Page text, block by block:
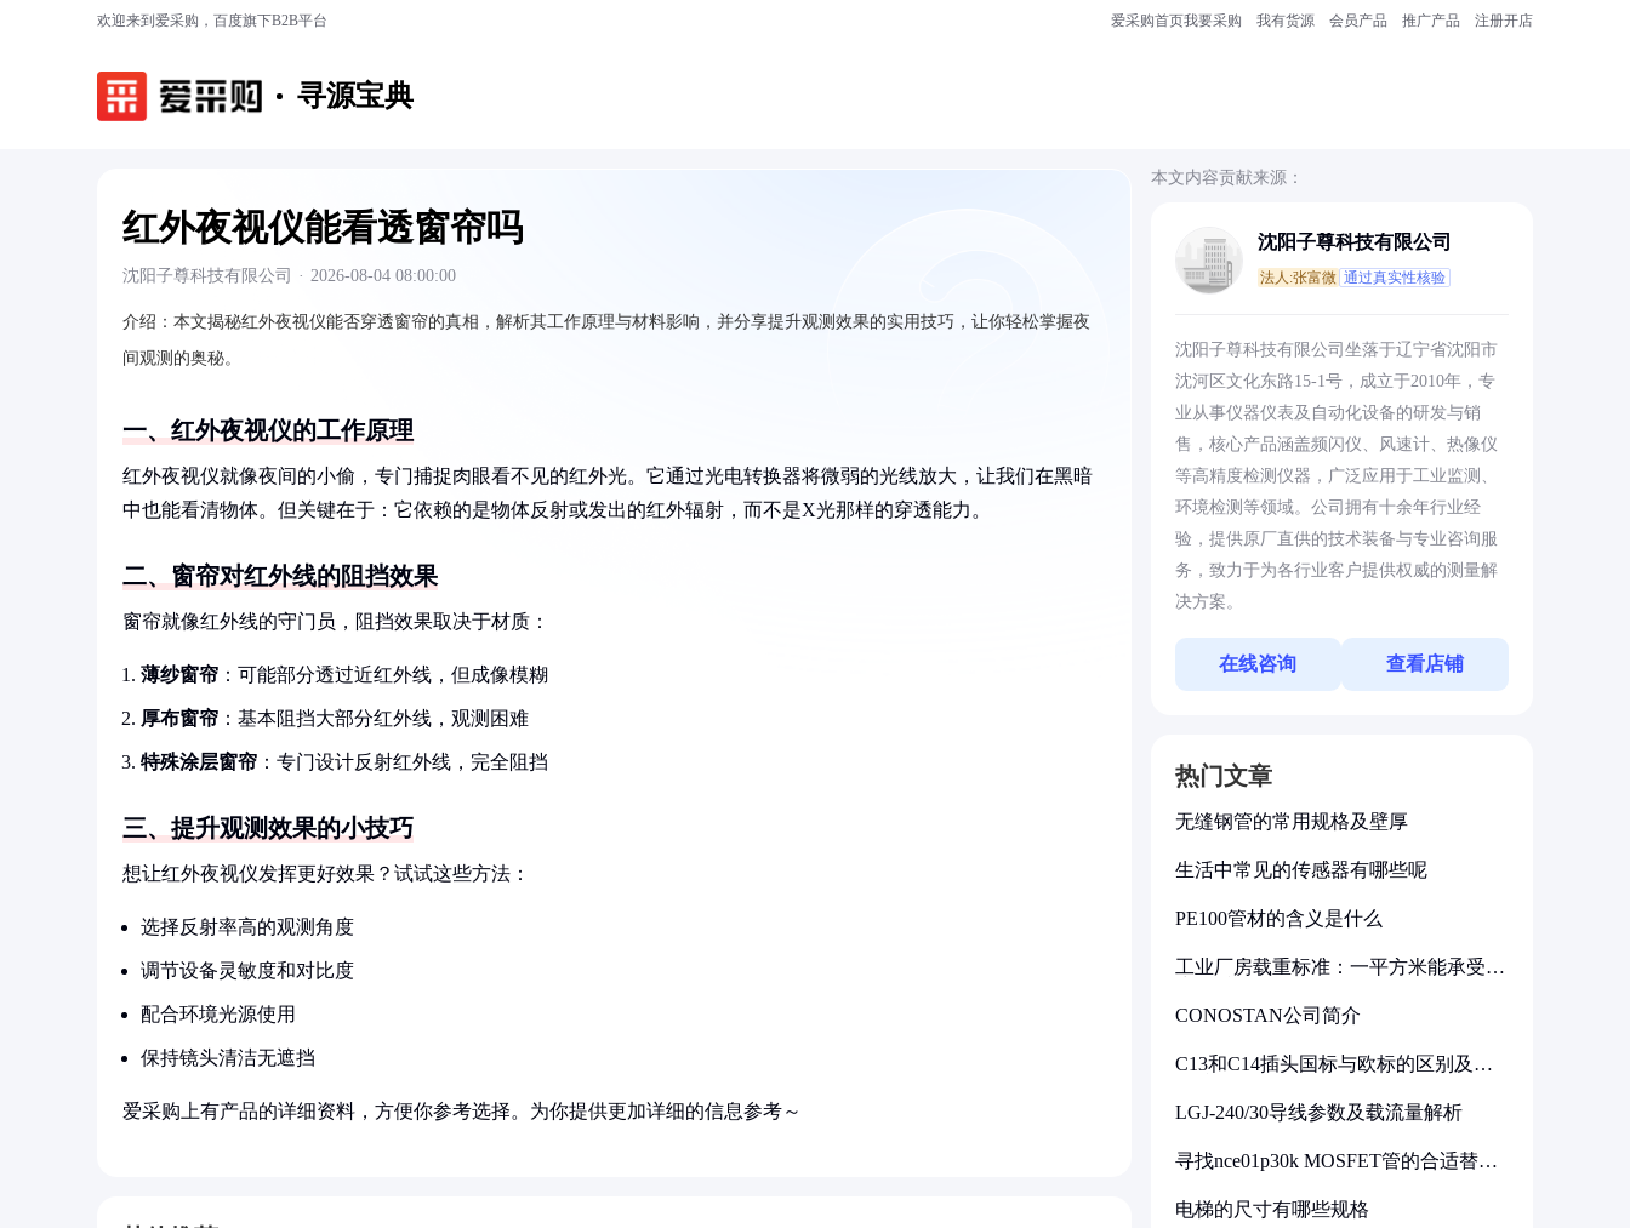
欢迎来到爱采购，百度旗下B2B平台 爱采购首页我要采购 我有货源 会员产品 推广产品 注册开店
寻源宝典
红外夜视仪能看透窗帘吗
沈阳子尊科技有限公司 · 2026-08-04 08:00:00
介绍： 本文揭秘红外夜视仪能否穿透窗帘的真相，解析其工作原理与材料影响，并分享提升观测效果的实用技巧，让你轻松掌握夜
间观测的奥秘。
一、红外夜视仪的工作原理
红外夜视仪就像夜间的小偷，专门捕捉肉眼看不见的红外光。它通过光电转换器将微弱的光线放大，让我们在黑暗
中也能看清物体。但关键在于：它依赖的是物体反射或发出的红外辐射，而不是X光那样的穿透能力。
二、窗帘对红外线的阻挡效果
窗帘就像红外线的守门员，阻挡效果取决于材质：
薄纱窗帘 ：可能部分透过近红外线，但成像模糊
厚布窗帘 ：基本阻挡大部分红外线，观测困难
特殊涂层窗帘 ：专门设计反射红外线，完全阻挡
三、提升观测效果的小技巧
想让红外夜视仪发挥更好效果？试试这些方法：
选择反射率高的观测角度
调节设备灵敏度和对比度
配合环境光源使用
保持镜头清洁无遮挡
爱采购上有产品的详细资料，方便你参考选择。为你提供更加详细的信息参考～
本文内容贡献来源：
沈阳子尊科技有限公司
法人:张富微 通过真实性核验
沈阳子尊科技有限公司坐落于辽宁省沈阳市
沈河区文化东路15-1号，成立于2010年，专
业从事仪器仪表及自动化设备的研发与销
售，核心产品涵盖频闪仪、风速计、热像仪
等高精度检测仪器，广泛应用于工业监测、
环境检测等领域。公司拥有十余年行业经
验，提供原厂直供的技术装备与专业咨询服
务，致力于为各行业客户提供权威的测量解
决方案。
在线咨询 查看店铺
热门文章
无缝钢管的常用规格及壁厚
生活中常见的传感器有哪些呢
PE100管材的含义是什么
工业厂房载重标准：一平方米能承受多
CONOSTAN公司简介
C13和C14插头国标与欧标的区别及其
LGJ-240/30导线参数及载流量解析
寻找nce01p30k MOSFET管的合适替代
电梯的尺寸有哪些规格